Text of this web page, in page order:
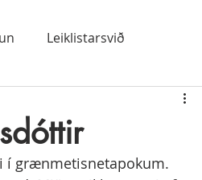
Leiklistarsvið
í grænmetisnetapokum.